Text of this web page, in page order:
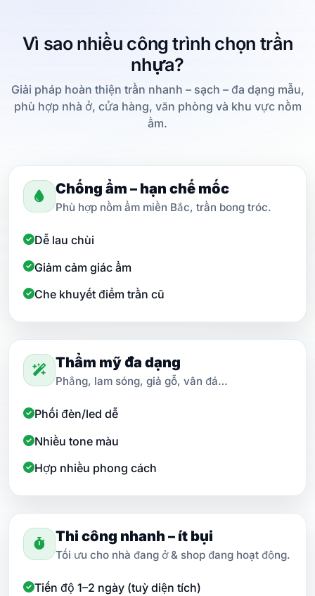
Mẹo: Gửi ảnh hiện trạng + diện tích ước lượng để báo
giá nhanh & hạn chế phát sinh.
Vì sao nhiều công trình chọn trần
nhựa?
Giải pháp hoàn thiện trần nhanh – sạch – đa dạng mẫu,
phù hợp nhà ở, cửa hàng, văn phòng và khu vực nồm
ẩm.
Chống ẩm – hạn chế mốc
Phù hợp nồm ẩm miền Bắc, trần bong tróc.
Dễ lau chùi
Giảm cảm giác ẩm
Che khuyết điểm trần cũ
Thẩm mỹ đa dạng
Phẳng, lam sóng, giả gỗ, vân đá…
Phối đèn/led dễ
Nhiều tone màu
Hợp nhiều phong cách
Thi công nhanh – ít bụi
Tối ưu cho nhà đang ở & shop đang hoạt động.
Tiến độ 1–2 ngày (tuỳ diện tích)